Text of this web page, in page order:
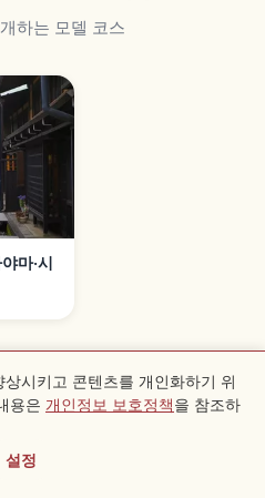
하는 모델 코스
마·시
스팟
근처 스팟
시키고 콘텐츠를 개인화하기 위
용은 개인정보 보호정책을 참조하
설정